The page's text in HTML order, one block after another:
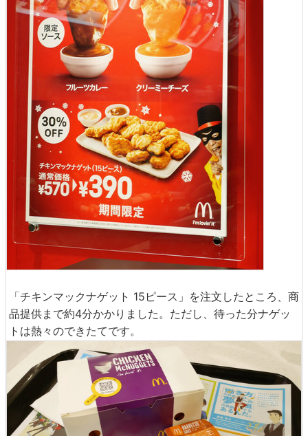
「チキンマックナゲット 15ピース」を注文したところ、商
品提供まで約4分かかりました。ただし、待った分ナゲッ
トは熱々のできたてです。